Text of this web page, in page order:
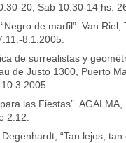
20, Sab 10.30-14 hs.
de marfil”. Van
8.1.2005.
de surrealistas y
de Justo 1300, Puerto
las Fiestas”.
2.12.
“Tan lejos,